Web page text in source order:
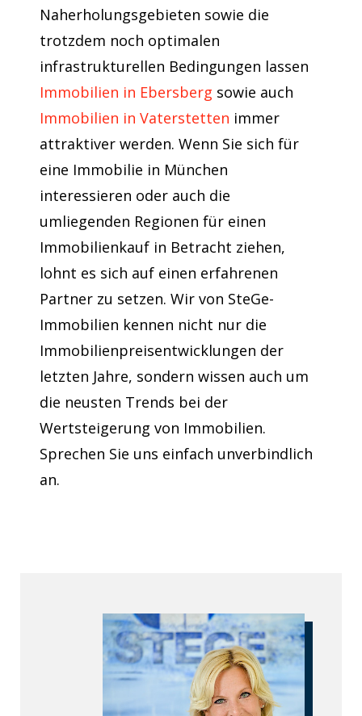
Naherholungsgebieten sowie die
trotzdem noch optimalen
infrastrukturellen Bedingungen lassen
Immobilien in Ebersberg sowie auch
Immobilien in Vaterstetten immer
attraktiver werden. Wenn Sie sich für
eine Immobilie in München
interessieren oder auch die
umliegenden Regionen für einen
Immobilienkauf in Betracht ziehen,
lohnt es sich auf einen erfahrenen
Partner zu setzen. Wir von SteGe-
Immobilien kennen nicht nur die
Immobilienpreisentwicklungen der
letzten Jahre, sondern wissen auch um
die neusten Trends bei der
Wertsteigerung von Immobilien.
Sprechen Sie uns einfach unverbindlich
an.